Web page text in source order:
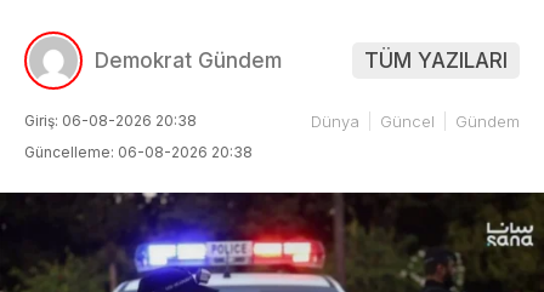
Demokrat Gündem TÜM YAZILARI
Giriş: 06-08-2026 20:38
Güncelleme: 06-08-2026 20:38
Dünya Güncel Gündem